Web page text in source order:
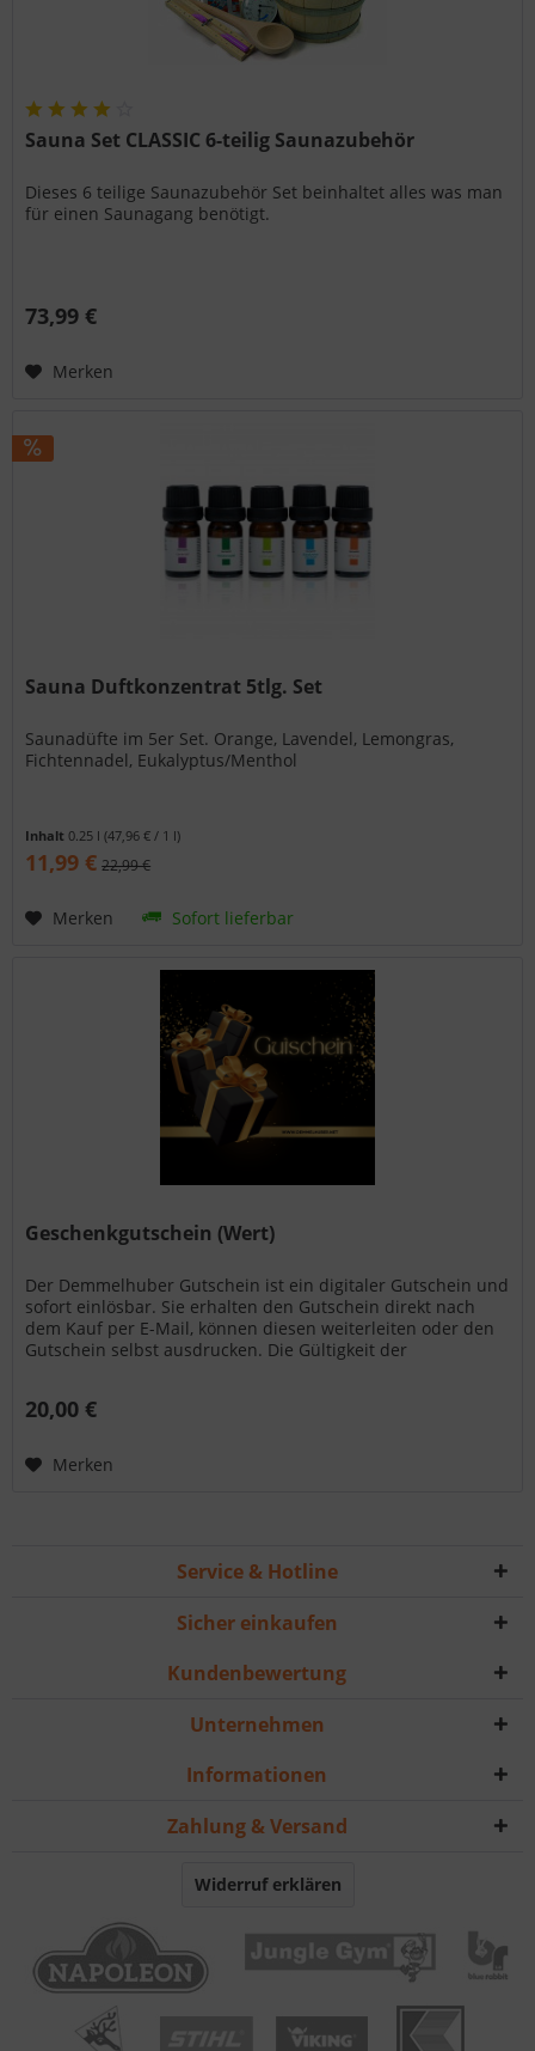
Sauna Set CLASSIC 6-teilig Saunazubehör
Dieses 6 teilige Saunazubehör Set beinhaltet alles was man
für einen Saunagang benötigt.
73,99 €
Merken
Sauna Duftkonzentrat 5tlg. Set
Saunadüfte im 5er Set. Orange, Lavendel, Lemongras,
Fichtennadel, Eukalyptus/Menthol
Inhalt0.25 l (47,96 € / 1 l)
11,99 € 22,99 €
Merken Sofort lieferbar
Geschenkgutschein (Wert)
Der Demmelhuber Gutschein ist ein digitaler Gutschein und
sofort einlösbar. Sie erhalten den Gutschein direkt nach
dem Kauf per E-Mail, können diesen weiterleiten oder den
Gutschein selbst ausdrucken. Die Gültigkeit der
20,00 €
Merken
Service & Hotline
Sicher einkaufen
Kundenbewertung
Unternehmen
Informationen
Zahlung & Versand
Widerruf erklären